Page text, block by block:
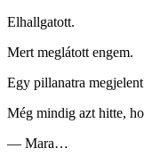
Elhallgatott.
Mert meglátott engem.
Egy pillanatra
Még mindig azt hitte,
— Mara…